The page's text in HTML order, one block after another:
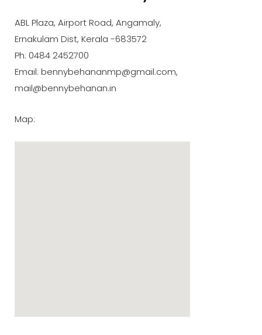
ABL Plaza, Airport Road, Angamaly,
Ernakulam Dist, Kerala -683572
Ph: 0484 2452700
Email: bennybehananmp@gmail.com,
mail@bennybehanan.in
Map: